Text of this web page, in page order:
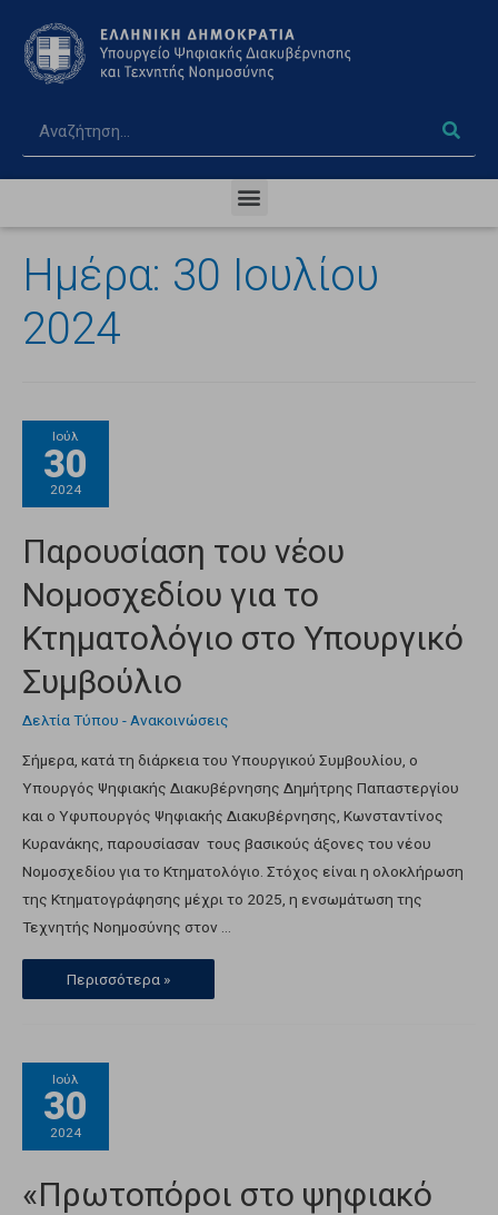
Ημέρα: 30 Ιουλίου
2024
Ιούλ
30
2024
Παρουσίαση του νέου
Νομοσχεδίου για το
Κτηματολόγιο στο Υπουργικό
Συμβούλιο
Δελτία Τύπου - Ανακοινώσεις
Σήμερα, κατά τη διάρκεια του Υπουργικού Συμβουλίου, ο
Υπουργός Ψηφιακής Διακυβέρνησης Δημήτρης Παπαστεργίου
και ο Υφυπουργός Ψηφιακής Διακυβέρνησης, Κωνσταντίνος
Κυρανάκης, παρουσίασαν τους βασικούς άξονες του νέου
Νομοσχεδίου για το Κτηματολόγιο. Στόχος είναι η ολοκλήρωση
της Κτηματογράφησης μέχρι το 2025, η ενσωμάτωση της
Τεχνητής Νοημοσύνης στον …
Περισσότερα »
Ιούλ
30
2024
«Πρωτοπόροι στο ψηφιακό